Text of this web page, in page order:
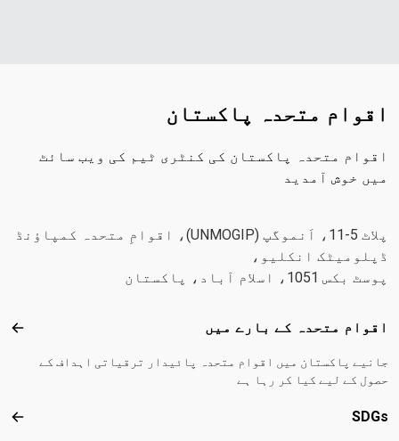
اقوام متحدہ پاکستان
اقوام متحدہ پاکستان کی کنٹری ٹیم کی ویب سائٹ
میں خوش آمدید
پلاٹ 5-11، اَنموگپ (UNMOGIP)، اقوامِ متحدہ کمپاؤنڈ
ڈپلومیٹک انکلیو،
پوسٹ بکس 1051، اسلام آباد، پاکستان
Footer menu
اقوام متحدہ کے بارے میں
جانیے پاکستان میں اقوام متحدہ پائیدار ترقیاتی اہداف کے
حصول کے لیے کیا کر رہا ہے
SDGs